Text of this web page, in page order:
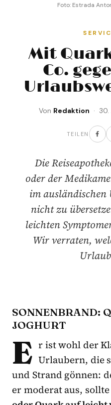
Foto: Estrada
Mit
Co.
Von Redaktion ·
TEILEN
Die
oder der
im
nicht zu
leichten
Wir verraten,
SONNENBRAND:
JOGHURT
E r ist wohl der
Urlaubern, die
und Strand gönnen:
er moderat aus,